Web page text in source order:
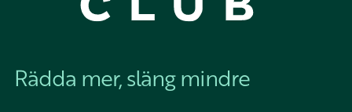
Rädda mer, släng mindre